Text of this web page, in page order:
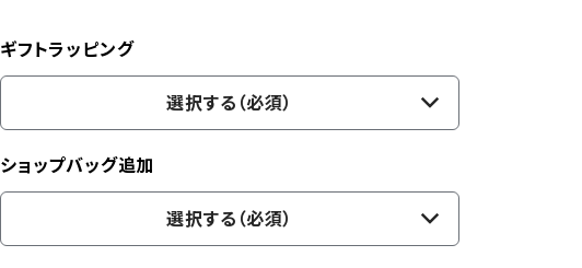
ギフトラッピング
選択する（必須）
ショップバッグ追加
選択する（必須）